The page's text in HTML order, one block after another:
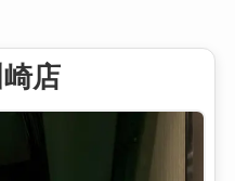
店